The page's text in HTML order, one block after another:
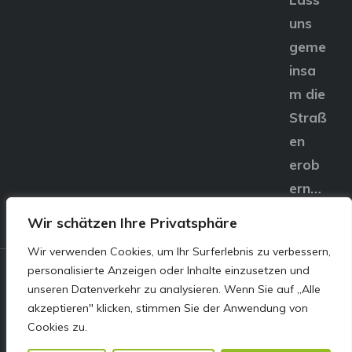
Wir schätzen Ihre Privatsphäre
Wir verwenden Cookies, um Ihr Surferlebnis zu verbessern,
personalisierte Anzeigen oder Inhalte einzusetzen und
unseren Datenverkehr zu analysieren. Wenn Sie auf „Alle
akzeptieren" klicken, stimmen Sie der Anwendung von
Cookies zu.
uns
geme
insa
m die
Straß
en
erob
ern…
© E&S Motors GmbH,
Linzer Straße 83 4240
Freistadt